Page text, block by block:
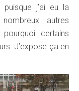
puisque j’ai eu la
autres
certains
J’expose ça en